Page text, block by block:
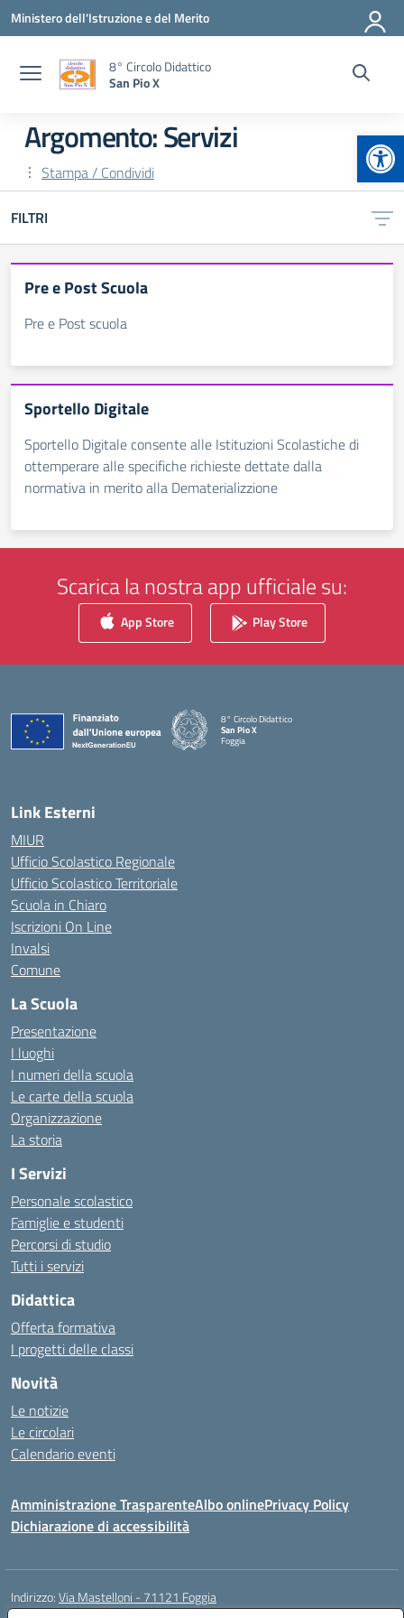
Vai ai contenuti
Vai al menu di navigazione
Vai al footer
Ministero dell'Istruzione e del Merito
8° Circolo Didattico
San Pio X
Argomento: Servizi
Stampa / Condividi
FILTRI
Pre e Post Scuola
Pre e Post scuola
Sportello Digitale
Sportello Digitale consente alle Istituzioni Scolastiche di
ottemperare alle specifiche richieste dettate dalla
normativa in merito alla Dematerializzione
Scarica la nostra app ufficiale su:
App Store Play Store
8° Circolo Didattico
San Pio X
Foggia
— Visita la pagina iniziale della scuola
Link Esterni
MIUR
Ufficio Scolastico Regionale
Ufficio Scolastico Territoriale
Scuola in Chiaro
Iscrizioni On Line
Invalsi
Comune
La Scuola
Presentazione
I luoghi
I numeri della scuola
Le carte della scuola
Organizzazione
La storia
I Servizi
Personale scolastico
Famiglie e studenti
Percorsi di studio
Tutti i servizi
Didattica
Offerta formativa
I progetti delle classi
Novità
Le notizie
Le circolari
Calendario eventi
Amministrazione TrasparenteAlbo onlinePrivacy Policy
Dichiarazione di accessibilità
Indirizzo:Via Mastelloni - 71121 Foggia